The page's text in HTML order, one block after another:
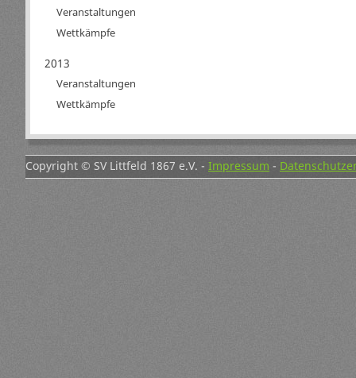
Veranstaltungen
Wettkämpfe
2013
Veranstaltungen
Wettkämpfe
Copyright © SV Littfeld 1867 e.V. - Impressum -